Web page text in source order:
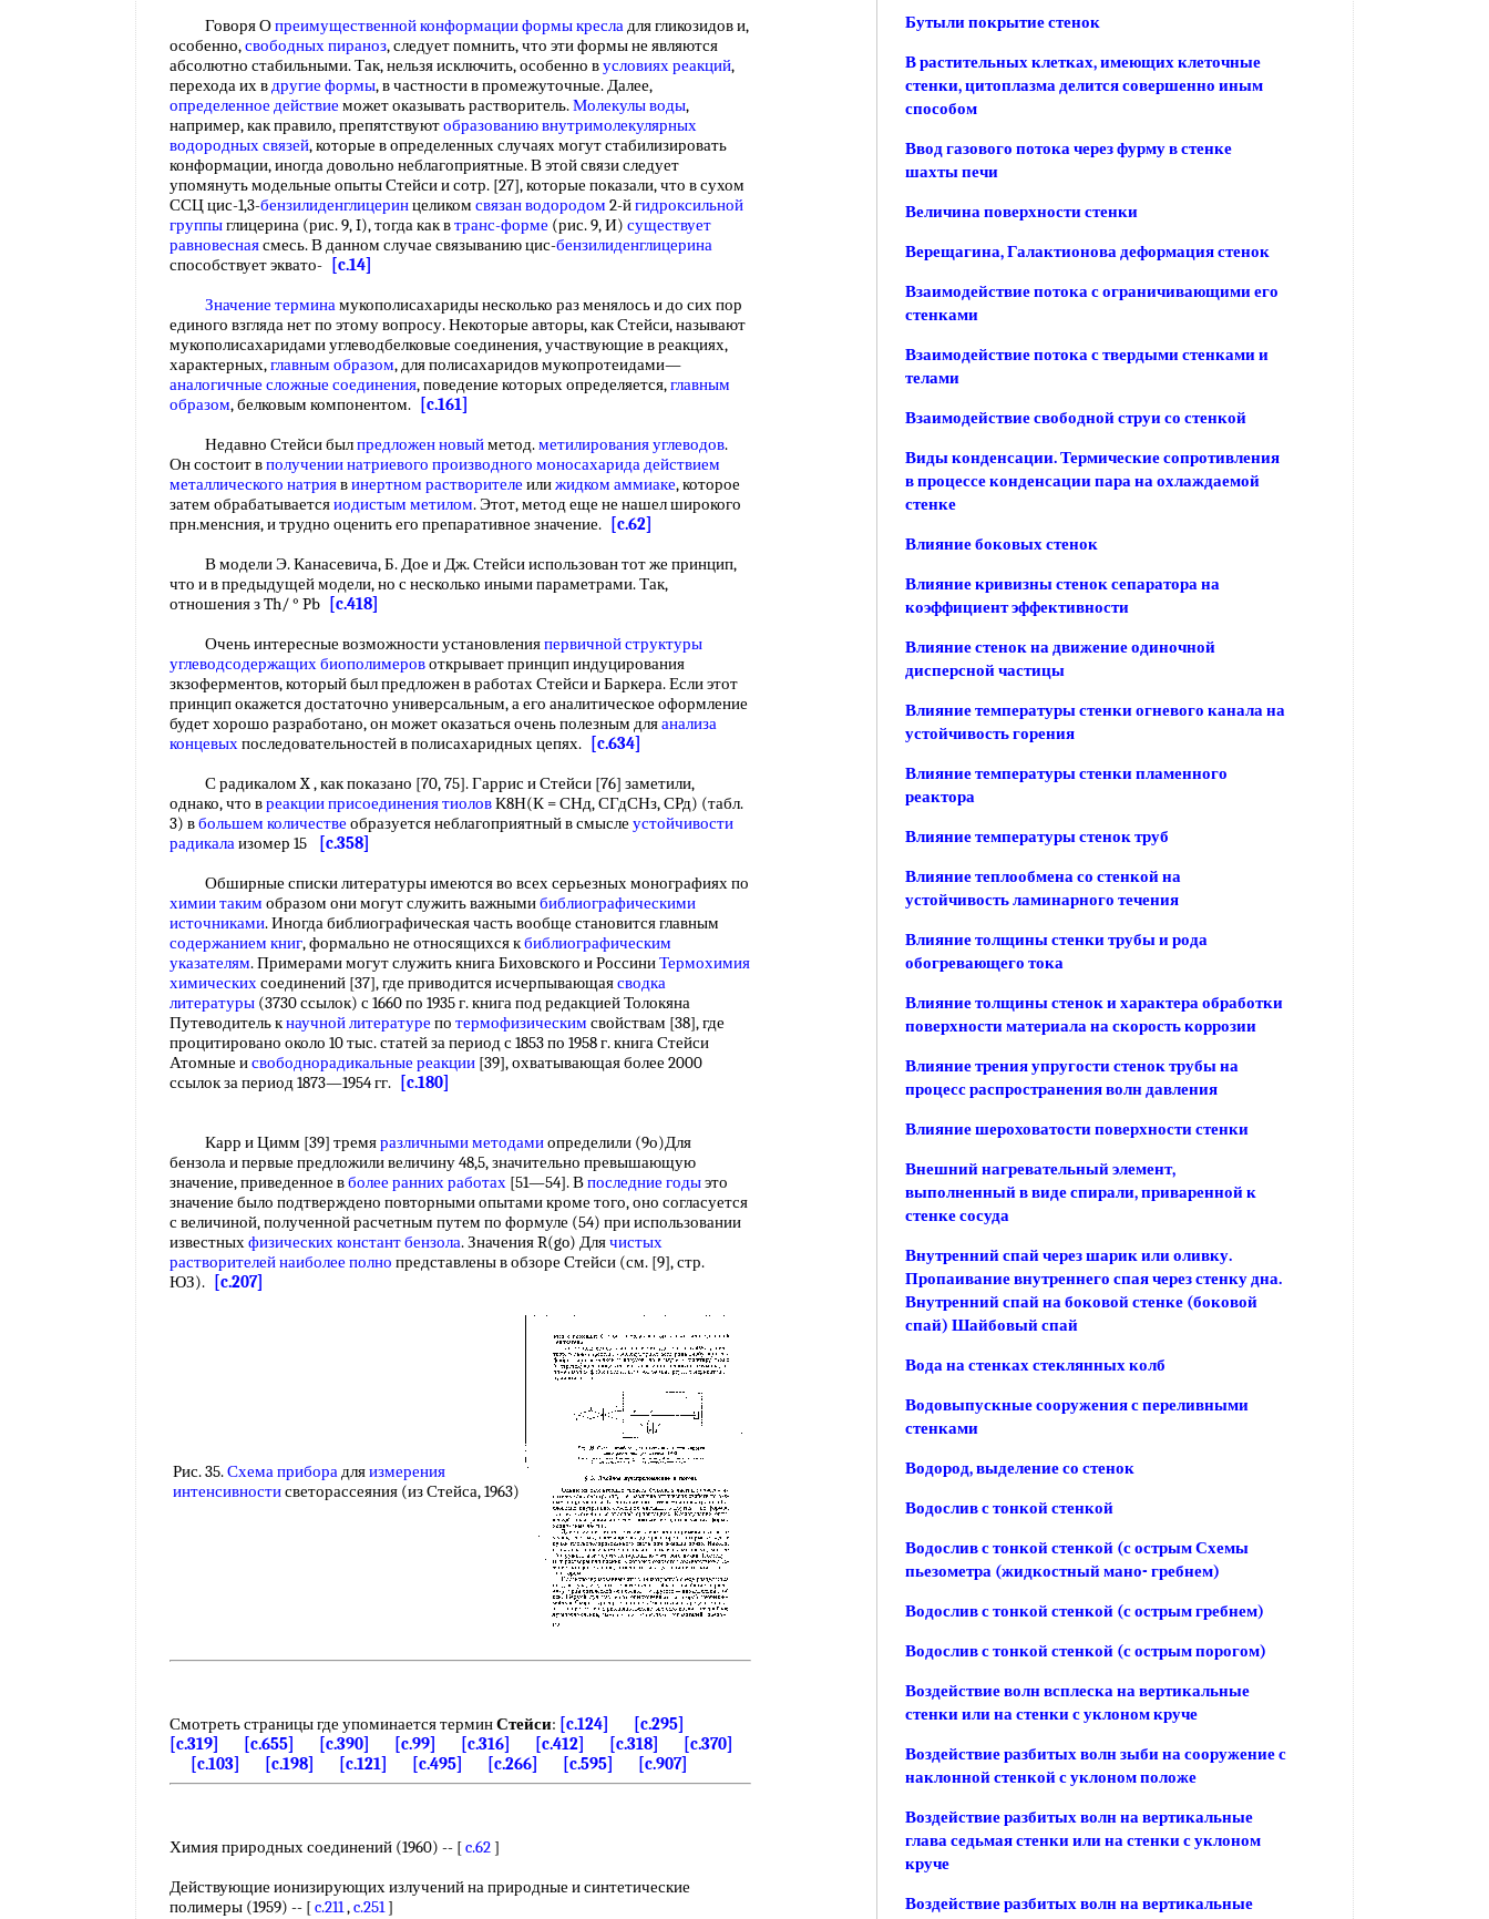
Говоря Опреимущественной конформацииформы кресладля гликозидов и,
особенно,свободных пираноз, следует помнить, что эти формы не являются
абсолютно стабильными. Так, нельзя исключить, особенно вусловиях реакций,
перехода их вдругие формы, в частности в промежуточные. Далее,
определенное действие может оказывать растворитель.Молекулы воды,
например, как правило, препятствуютобразованию внутримолекулярных
водородных связей, которые в определенных случаях могут стабилизировать
конформации, иногда довольно неблагоприятные. В этой связи следует
упомянуть модельные опыты Стейси и сотр. [27], которые показали, что в сухом
ССЦ цис-1,3-бензилиденглицеринцеликом связан водородом 2-йгидроксильной
группыглицерина (рис. 9, I), тогда как втранс-форме (рис. 9, И) существует
равновеснаясмесь. В данном случае связыванию цис-бензилиденглицерина
способствует эквато-
[c.14]
Значение терминамукополисахариды несколько раз менялось и до сих пор
единого взгляда нет по этому вопросу. Некоторые авторы, как Стейси, называют
мукополисахаридами углеводбелковые соединения, участвующие в реакциях,
характерных,главным образом, для полисахаридов мукопротеидами—
аналогичные сложные соединения, поведение которых определяется,главным
образом, белковым компонентом.
[c.161]
Недавно Стейси былпредложен новыйметод.метилирования углеводов.
Он состоит вполучении натриевого производного моносахаридадействием
металлического натриявинертном растворителе илижидком аммиаке, которое
затем обрабатываетсяиодистым метилом. Этот, метод еще не нашел широкого
прн.менсния, и трудно оценить его препаративное значение.
[c.62]
В модели Э. Канасевича, Б. Дое и Дж. Стейси использован тот же принцип,
что и в предыдущей модели, но с несколько иными параметрами. Так,
отношения з Th/ ° Pb
[c.418]
Очень интересные возможности установленияпервичной структуры
углеводсодержащих биополимеровоткрывает принцип индуцирования
зкзоферментов, который был предложен в работах Стейси и Баркера. Если этот
принцип окажется достаточно универсальным, а его аналитическое оформление
будет хорошо разработано, он может оказаться очень полезным дляанализа
концевыхпоследовательностей в полисахаридных цепях.
[c.634]
С радикалом X , как показано [70, 75]. Гаррис и Стейси [76] заметили,
однако, что вреакции присоединения тиоловК8Н(К = СНд, СГдСНз, СРд) (табл.
3) вбольшем количестве образуется неблагоприятный в смысле устойчивости
радикалаизомер 15
[c.358]
Обширные списки литературы имеются во всех серьезных монографиях по
химии таким образом они могут служить важнымибиблиографическими
источниками. Иногда библиографическая часть вообще становится главным
содержанием книг, формально не относящихся кбиблиографическим
указателям. Примерами могут служить книга Биховского и РоссиниТермохимия
химическихсоединений [37], где приводится исчерпывающаясводка
литературы (3730 ссылок) с 1660 по 1935 г. книга под редакцией Толокяна
Путеводитель кнаучной литературе по термофизическим свойствам [38], где
процитировано около 10 тыс. статей за период с 1853 по 1958 г. книга Стейси
Атомные исвободнорадикальные реакции [39], охватывающая более 2000
ссылок за период 1873—1954 гг.
[c.180]
Карр и Цимм [39] тремяразличными методамиопределили (9о)Для
бензола и первые предложили величину 48,5, значительно превышающую
значение, приведенное вболее ранних работах [51—54]. Впоследние годыэто
значение было подтверждено повторными опытами кроме того, оно согласуется
с величиной, полученной расчетным путем по формуле (54) при использовании
известныхфизических констант бензола. Значения R(go) Длячистых
растворителейнаиболее полно представлены в обзоре Стейси (см. [9], стр.
ЮЗ).
[c.207]
Рис. 35.Схема приборадляизмерения
интенсивностисветорассеяния (из Стейса, 1963)
Смотреть страницы где упоминается терминСтейси: [c.124]
[c.295]
[c.319]
[c.655] [c.390] [c.99] [c.316] [c.412] [c.318]
[c.370]
[c.103]
[c.198] [c.121] [c.495] [c.266] [c.595] [c.907]
Химия природных соединений (1960) -- [c.62 ]
Действующие ионизирующих излучений на природные и синтетические
полимеры (1959) -- [c.211,c.251]
Бутыли покрытие стенок
В растительных клетках, имеющих клеточные
стенки, цитоплазма делится совершенно иным
способом
Ввод газового потока через фурму в стенке
шахты печи
Величина поверхности стенки
Верещагина, Галактионова деформация стенок
Взаимодействие потока с ограничивающими его
стенками
Взаимодействие потока с твердыми стенками и
телами
Взаимодействие свободной струи со стенкой
Виды конденсации. Термические сопротивления
в процессе конденсации пара на охлаждаемой
стенке
Влияние боковых стенок
Влияние кривизны стенок сепаратора на
коэффициент эффективности
Влияние стенок на движение одиночной
дисперсной частицы
Влияние температуры стенки огневого канала на
устойчивость горения
Влияние температуры стенки пламенного
реактора
Влияние температуры стенок труб
Влияние теплообмена со стенкой на
устойчивость ламинарного течения
Влияние толщины стенки трубы и рода
обогревающего тока
Влияние толщины стенок и характера обработки
поверхности материала на скорость коррозии
Влияние трения упругости стенок трубы на
процесс распространения волн давления
Влияние шероховатости поверхности стенки
Внешний нагревательный элемент,
выполненный в виде спирали, приваренной к
стенке сосуда
Внутренний спай через шарик или оливку.
Пропаивание внутреннего спая через стенку дна.
Внутренний спай на боковой стенке (боковой
спай) Шайбовый спай
Вода на стенках стеклянных колб
Водовыпускные сооружения с переливными
стенками
Водород, выделение со стенок
Водослив с тонкой стенкой
Водослив с тонкой стенкой (с острым Схемы
пьезометра (жидкостный мано- гребнем)
Водослив с тонкой стенкой (с острым гребнем)
Водослив с тонкой стенкой (с острым порогом)
Воздействие волн всплеска на вертикальные
стенки или на стенки с уклоном круче
Воздействие разбитых волн зыби на сооружение с
наклонной стенкой с уклоном положе
Воздействие разбитых волн на вертикальные
глава седьмая стенки или на стенки с уклоном
круче
Воздействие разбитых волн на вертикальные